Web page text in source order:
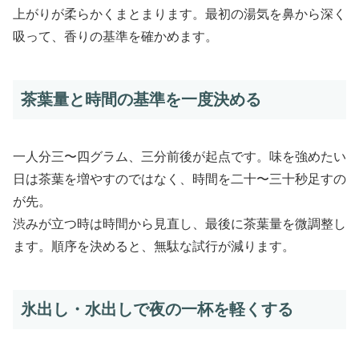
上がりが柔らかくまとまります。最初の湯気を鼻から深く
吸って、香りの基準を確かめます。
茶葉量と時間の基準を一度決める
一人分三〜四グラム、三分前後が起点です。味を強めたい
日は茶葉を増やすのではなく、時間を二十〜三十秒足すの
が先。
渋みが立つ時は時間から見直し、最後に茶葉量を微調整し
ます。順序を決めると、無駄な試行が減ります。
氷出し・水出しで夜の一杯を軽くする